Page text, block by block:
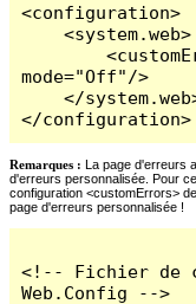
<configuration>
    <system.web>
        <customErrors
mode="Off"/>
    </system.web>
</configuration>
Remarques : La page d'erreurs
d'erreurs personnalisée. Pour
configuration <customErrors>
page d'erreurs personnalisée !
<!-- Fichier de
Web.Config -->